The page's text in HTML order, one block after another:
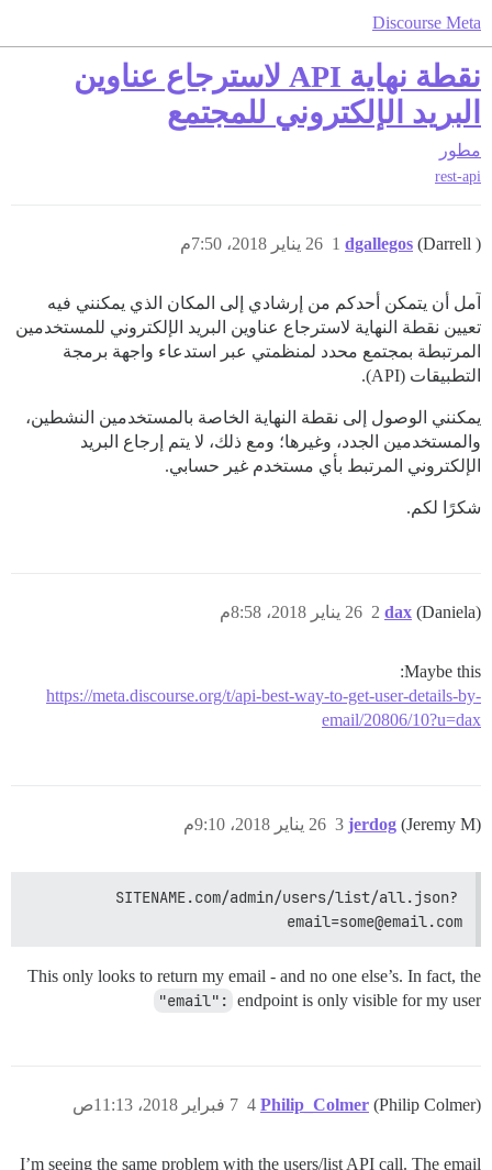
Discourse Meta
نقطة نهاية API لاسترجاع عناوين
البريد الإلكتروني للمجتمع
مطور
rest-api
dgallegos (Darrell ) 26 يناير 2018، 7:50م 1
آمل أن يتمكن أحدكم من إرشادي إلى المكان الذي يمكنني فيه
تعيين نقطة النهاية لاسترجاع عناوين البريد الإلكتروني للمستخدمين
المرتبطة بمجتمع محدد لمنظمتي عبر استدعاء واجهة برمجة
التطبيقات (API).
يمكنني الوصول إلى نقطة النهاية الخاصة بالمستخدمين النشطين،
والمستخدمين الجدد، وغيرها؛ ومع ذلك، لا يتم إرجاع البريد
الإلكتروني المرتبط بأي مستخدم غير حسابي.
شكرًا لكم.
dax (Daniela) 26 يناير 2018، 8:58م 2
Maybe this:
https://meta.discourse.org/t/api-best-way-to-get-user-details-by-
email/20806/10?u=dax
jerdog (Jeremy M) 26 يناير 2018، 9:10م 3
SITENAME.com/admin/users/list/all.json?
email=some@email.com
This only looks to return my email - and no one else’s. In fact, the
"email": endpoint is only visible for my user
Philip_Colmer (Philip Colmer) 7 فبراير 2018، 11:13ص 4
I’m seeing the same problem with the users/list API call. The email